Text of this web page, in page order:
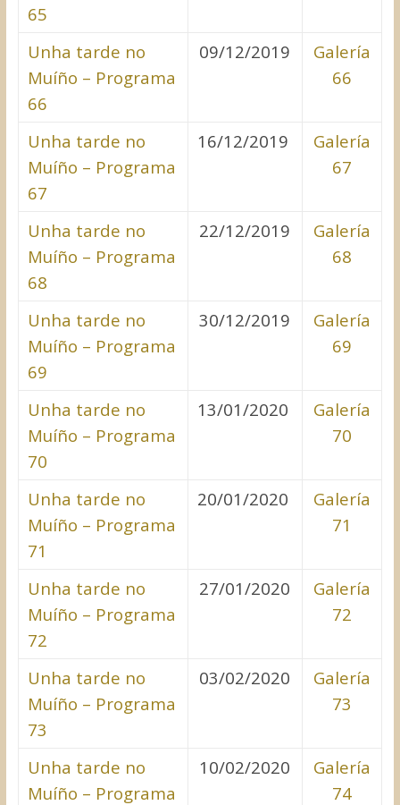
65
Unha tarde no
Muíño – Programa
66
09/12/2019
Galería
66
Unha tarde no
Muíño – Programa
67
16/12/2019
Galería
67
Unha tarde no
Muíño – Programa
68
22/12/2019
Galería
68
Unha tarde no
Muíño – Programa
69
30/12/2019
Galería
69
Unha tarde no
Muíño – Programa
70
13/01/2020
Galería
70
Unha tarde no
Muíño – Programa
71
20/01/2020
Galería
71
Unha tarde no
Muíño – Programa
72
27/01/2020
Galería
72
Unha tarde no
Muíño – Programa
73
03/02/2020
Galería
73
Unha tarde no
Muíño – Programa
10/02/2020
Galería
74